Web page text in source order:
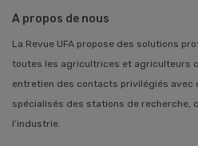
A propos de nous
La Revue UFA propose des solutions
toutes les agricultrices et agriculteurs
entretien des contacts privilégiés avec
spécialisés des stations de recherche,
l’industrie.